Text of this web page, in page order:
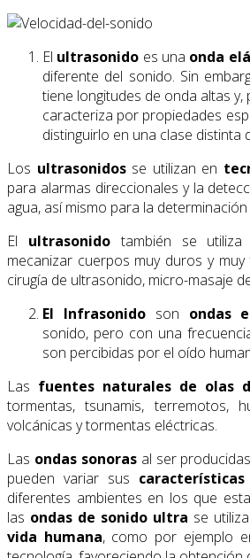
El ultrasonido es una onda
diferente del sonido. Sin
tiene longitudes de onda altas
caracteriza por propiedades
distinguirlo en una clase distinta
Los ultrasonidosse utilizan en
para alarmas direccionales y la
agua, así mismo para la
El ultrasonidotambién se utiliza
mecanizar cuerpos muy duros y muy
cirugía de ultrasonido, micro-masaje
El Infrasonidoson ondas
sonido, pero con una
son percibidas por el oído
Las fuentes naturales de olas
tormentas, tsunamis, terremotos,
volcánicas y tormentas eléctricas.
Las ondas sonorasal ser
pueden variar sus características
diferentes ambientes en los que
las ondas de sonido ultra se
vida humana, como por ejemplo